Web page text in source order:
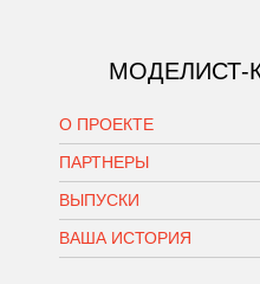
МОДЕЛИСТ-
О ПРОЕКТЕ
ПАРТНЕРЫ
ВЫПУСКИ
ВАША ИСТОРИЯ